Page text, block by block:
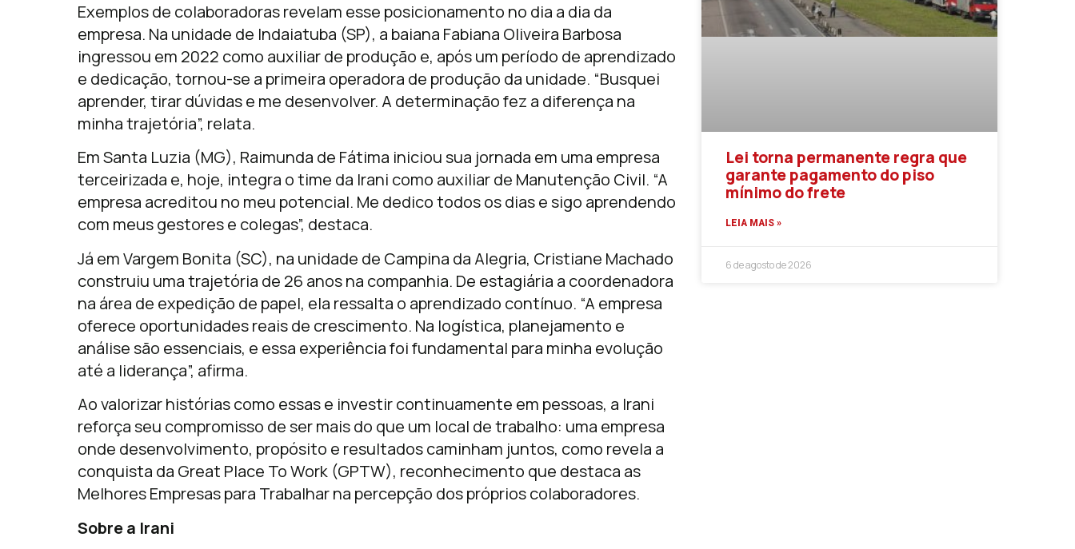
Exemplos de colaboradoras revelam esse posicionamento no dia a dia da
empresa. Na unidade de Indaiatuba (SP), a baiana Fabiana Oliveira Barbosa
ingressou em 2022 como auxiliar de produção e, após um período de aprendizado
e dedicação, tornou-se a primeira operadora de produção da unidade. “Busquei
aprender, tirar dúvidas e me desenvolver. A determinação fez a diferença na
minha trajetória”, relata.
Em Santa Luzia (MG), Raimunda de Fátima iniciou sua jornada em uma empresa
terceirizada e, hoje, integra o time da Irani como auxiliar de Manutenção Civil. “A
empresa acreditou no meu potencial. Me dedico todos os dias e sigo aprendendo
com meus gestores e colegas”, destaca.
Já em Vargem Bonita (SC), na unidade de Campina da Alegria, Cristiane Machado
construiu uma trajetória de 26 anos na companhia. De estagiária a coordenadora
na área de expedição de papel, ela ressalta o aprendizado contínuo. “A empresa
oferece oportunidades reais de crescimento. Na logística, planejamento e
análise são essenciais, e essa experiência foi fundamental para minha evolução
até a liderança”, afirma.
Ao valorizar histórias como essas e investir continuamente em pessoas, a Irani
reforça seu compromisso de ser mais do que um local de trabalho: uma empresa
onde desenvolvimento, propósito e resultados caminham juntos, como revela a
conquista da Great Place To Work (GPTW), reconhecimento que destaca as
Melhores Empresas para Trabalhar na percepção dos próprios colaboradores.
Sobre a Irani
Lei torna permanente regra que
garante pagamento do piso
mínimo do frete
LEIA MAIS »
6 de agosto de 2026